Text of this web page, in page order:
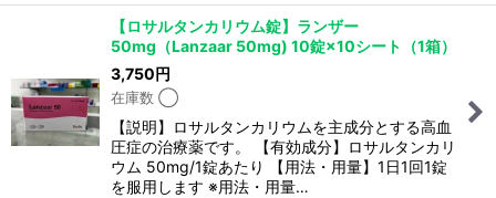
【ロサルタンカリウム錠】ランザー
50mg（Lanzaar 50mg) 10錠×10シート（1箱）
3,750円
在庫数 ◯
【説明】ロサルタンカリウムを主成分とする高血
圧症の治療薬です。 【有効成分】ロサルタンカリ
ウム 50mg/1錠あたり 【用法・用量】1日1回1錠
を服用します ※用法・用量…